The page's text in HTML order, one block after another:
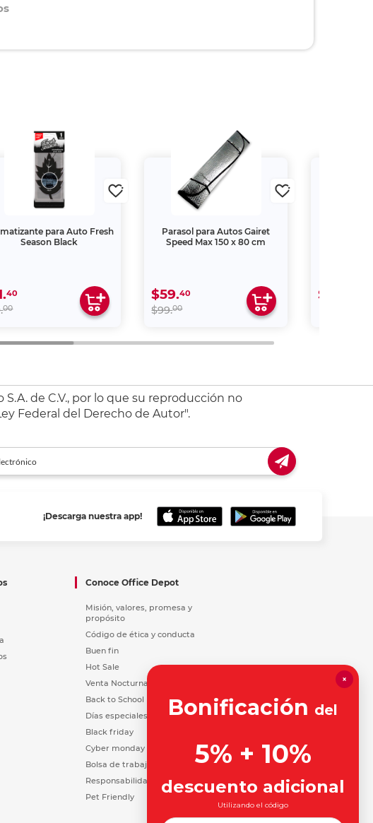
para Auto Fresh
Season Black
40
00
Parasol para Autos Gairet
Speed Max 150 x 80 cm
$59.40
$99.00
$199.
de C.V., por lo que su reproducción no
Federal del Derecho de Autor".
¡Descarga nuestra app!
Conoce Office Depot
Misión, valores, promesa y
propósito
Código de ética y conducta
Buen fin
Hot Sale
Venta Nocturna
Back to School
Días especiales
Black friday
Cyber monday
Bolsa de trabajo
Responsabilidad Social
Pet Friendly
×
Bonificación del
5% + 10%
descuento adicional
Utilizando el código